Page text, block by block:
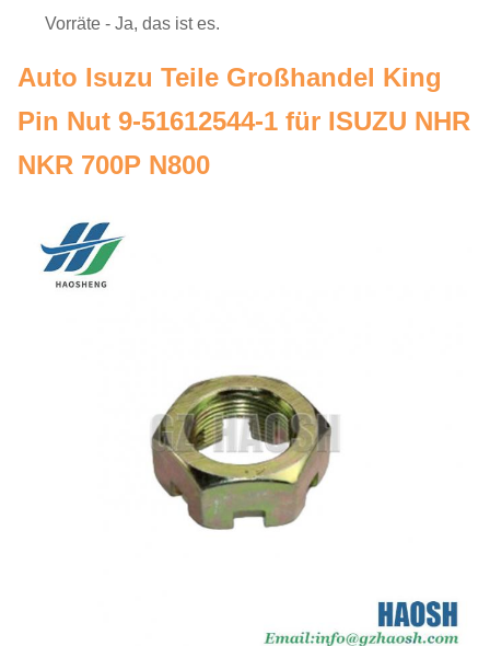
Vorräte - Ja, das ist es.
Auto Isuzu Teile Großhandel King
Pin Nut 9-51612544-1 für ISUZU NHR
NKR 700P N800